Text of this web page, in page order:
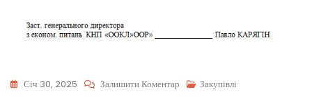
Січ 30, 2025 Залишити Коментар Закупівлі